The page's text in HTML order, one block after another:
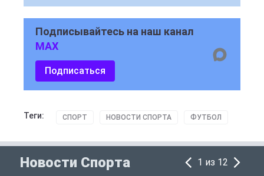
Подписывайтесь на наш канал
MAX
Подписаться
Теги: СПОРТ НОВОСТИ СПОРТА ФУТБОЛ
Новости Спорта 1 из 12